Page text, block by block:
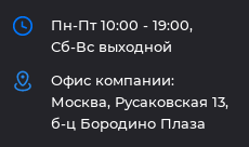
Пн-Пт 10:00 - 19:00,
Сб-Вс выходной
Офис компании:
Москва, Русаковская 13,
б-ц Бородино Плаза